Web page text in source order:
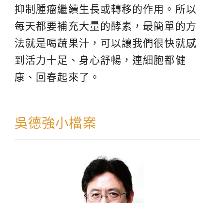
抑制腫瘤繼續生長或轉移的作用。所以
每天都要補充大量的酵素，最簡單的方
法就是喝蔬果汁，可以讓我們很快就感
到活力十足、身心舒暢，連細胞都健
康、回春起來了。
吳德強小檔案